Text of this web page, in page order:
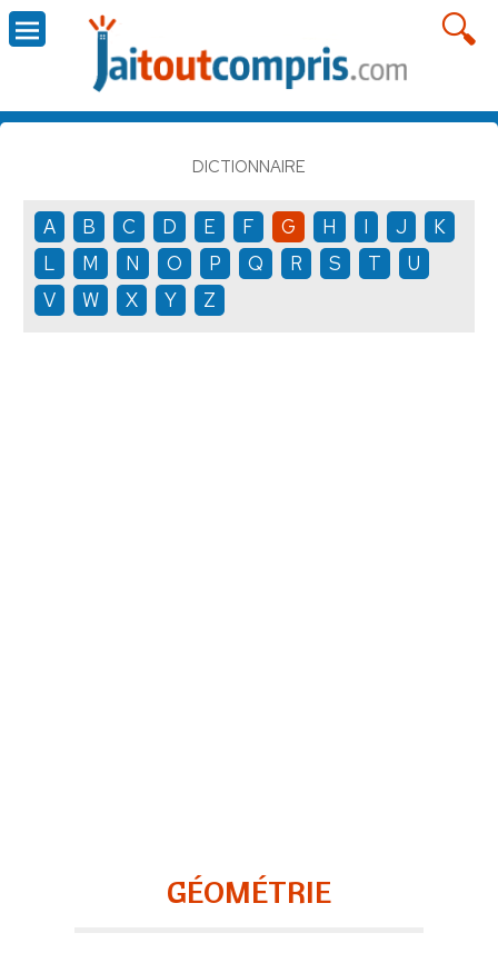
DICTIONNAIRE
A B C D E F G H I J
K
L
M N O P Q R S T
U
V
W X Y Z
GÉOMÉTRIE